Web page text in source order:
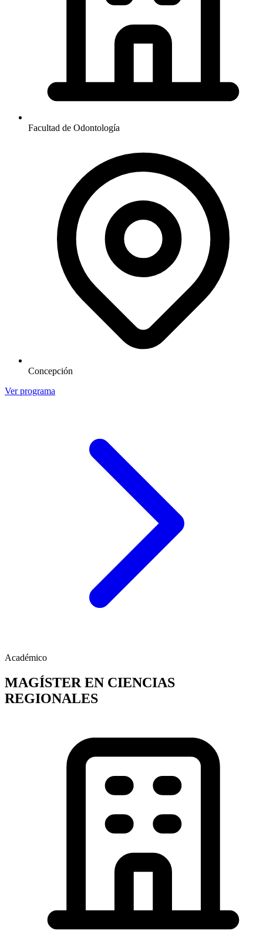
Facultad de Odontología
Concepción
Ver programa
Académico
MAGÍSTER EN CIENCIAS
REGIONALES